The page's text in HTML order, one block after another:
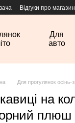
Відгуки про магазин
Для
авто
Для прогулянок осінь-
на